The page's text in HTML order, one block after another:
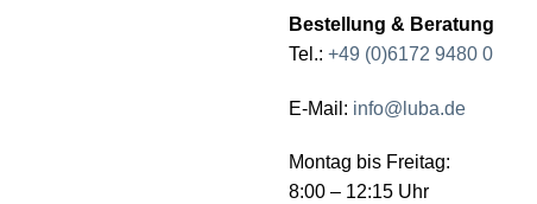
Bestellung & Beratung
Tel.: +49 (0)6172 9480 0
E-Mail: info@luba.de
Montag bis Freitag:
8:00 – 12:15 Uhr